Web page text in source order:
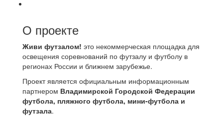
О проекте
Живи футзалом! это некоммерческая площадка для
освещения соревнований по футзалу и футболу в
регионах России и ближнем зарубежье.
Проект является официальным информационным
партнером Владимирской Городской Федерации
футбола, пляжного футбола, мини-футбола и
футзала.